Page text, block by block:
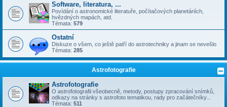
Software, literatura, ...
Povídání o astronomické literatuře, počítačových planetáriích,
hvězdných mapách, atd.
Témata: 579
Ostatní
Diskuze o všem, co ještě patří do astrotechniky a jinam se nevešlo
Témata: 285
Astrofotografie
Astrofotografie
O astrofotografii všeobecně, metody, postupy zpracování snímků,
odkazy na stránky s astrofoto tematikou, rady pro začátečníky...
Témata: 511